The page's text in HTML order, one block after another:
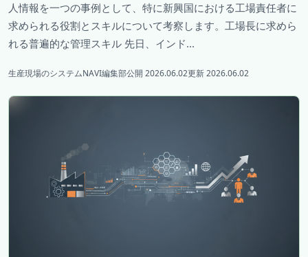
人情報を一つの事例として、特に新興国における工場責任者に
求められる役割とスキルについて考察します。工場長に求めら
れる普遍的な管理スキル 先日、インド...
生産現場のシステムNAVI編集部公開 2026.06.02更新 2026.06.02